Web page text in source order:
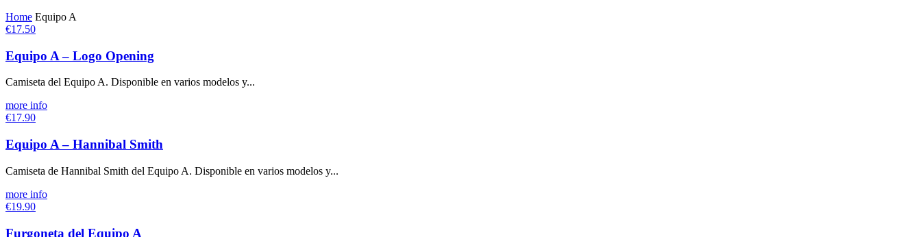
Home Equipo A
€17.50
Equipo A – Logo Opening
Camiseta del Equipo A. Disponible en varios modelos y...
more info
€17.90
Equipo A – Hannibal Smith
Camiseta de Hannibal Smith del Equipo A. Disponible en varios modelos y...
more info
€19.90
Furgoneta del Equipo A